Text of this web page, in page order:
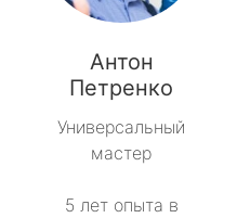
Антон
Петренко
Универсальный
мастер
5 лет опыта в